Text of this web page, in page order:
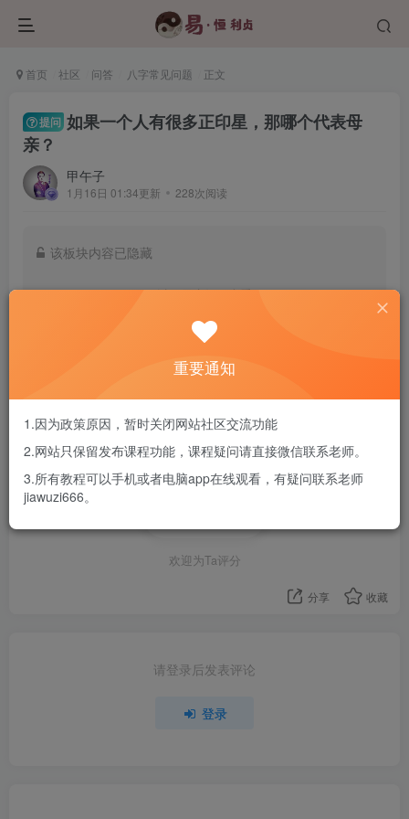
首页 社区 问答 八字常见问题 正文
提问 如果一个人有很多正印星，那哪个代表母
亲？
甲午子
1月16日 01:34更新 228次阅读
该板块内容已隐藏
以下用户组可查看
学员班及以上会员
登录
欢迎为Ta评分
分享 收藏
请登录后发表评论
登录
重要通知
1.因为政策原因，暂时关闭网站社区交流功能
2.网站只保留发布课程功能，课程疑问请直接微信联系老师。
3.所有教程可以手机或者电脑app在线观看，有疑问联系老师
jiawuzi666。